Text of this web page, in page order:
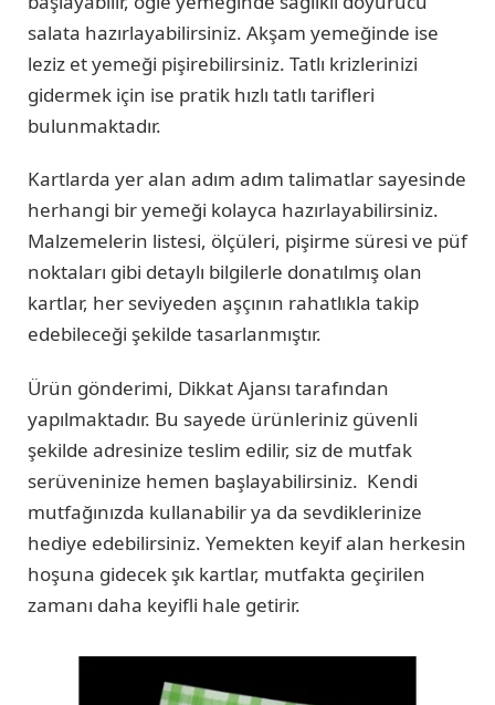
salata hazırlayabilirsiniz. Akşam yemeğinde ise
leziz et yemeği pişirebilirsiniz. Tatlı krizlerinizi
gidermek için ise pratik hızlı tatlı tarifleri
bulunmaktadır.
Kartlarda yer alan adım adım talimatlar sayesinde
herhangi bir yemeği kolayca hazırlayabilirsiniz.
Malzemelerin listesi, ölçüleri, pişirme süresi ve püf
noktaları gibi detaylı bilgilerle donatılmış olan
kartlar, her seviyeden aşçının rahatlıkla takip
edebileceği şekilde tasarlanmıştır.
Ürün gönderimi, Dikkat Ajansı tarafından
yapılmaktadır. Bu sayede ürünleriniz güvenli
şekilde adresinize teslim edilir, siz de mutfak
serüveninize hemen başlayabilirsiniz. Kendi
mutfağınızda kullanabilir ya da sevdiklerinize
hediye edebilirsiniz. Yemekten keyif alan herkesin
hoşuna gidecek şık kartlar, mutfakta geçirilen
zamanı daha keyifli hale getirir.